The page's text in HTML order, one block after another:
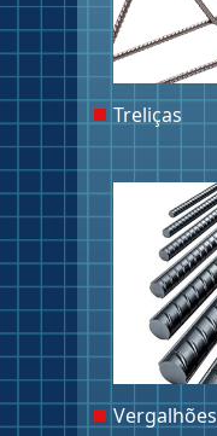
Treliças
Vergalhões